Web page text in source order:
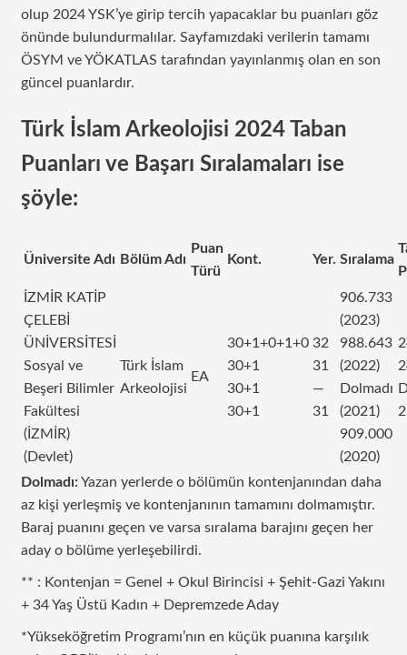
olup 2024 YSK’ye girip tercih yapacaklar bu puanları göz
önünde bulundurmalılar. Sayfamızdaki verilerin tamamı
ÖSYM ve YÖKATLAS tarafından yayınlanmış olan en son
güncel puanlardır.
Türk İslam Arkeolojisi 2024 Taban
Puanları ve Başarı Sıralamaları ise
şöyle:
Üniversite Adı Bölüm Adı
Puan
Türü
Kont. Yer. Sıralama
İZMİR KATİP
ÇELEBİ
ÜNİVERSİTESİ
Sosyal ve
Beşeri Bilimler
Fakültesi
(İZMİR)
(Devlet)
Türk İslam
Arkeolojisi
EA
30+1+0+1+0
30+1
30+1
30+1
32
31
—
31
906.733
(2023)
988.643
(2022)
Dolmadı
(2021)
909.000
(2020)
Dolmadı:Yazan yerlerde o bölümün kontenjanından daha
az kişi yerleşmiş ve kontenjanının tamamını dolmamıştır.
Baraj puanını geçen ve varsa sıralama barajını geçen her
aday o bölüme yerleşebilirdi.
** : Kontenjan = Genel + Okul Birincisi + Şehit-Gazi Yakını
+ 34 Yaş Üstü Kadın + Depremzede Aday
*Yükseköğretim Programı’nın en küçük puanına karşılık